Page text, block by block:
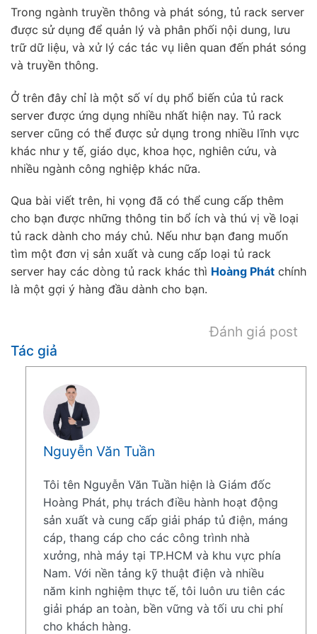
Trong ngành truyền thông và phát sóng, tủ rack server
được sử dụng để quản lý và phân phối nội dung, lưu
trữ dữ liệu, và xử lý các tác vụ liên quan đến phát sóng
và truyền thông.
Ở trên đây chỉ là một số ví dụ phổ biến của tủ rack
server được ứng dụng nhiều nhất hiện nay. Tủ rack
server cũng có thể được sử dụng trong nhiều lĩnh vực
khác như y tế, giáo dục, khoa học, nghiên cứu, và
nhiều ngành công nghiệp khác nữa.
Qua bài viết trên, hi vọng đã có thể cung cấp thêm
cho bạn được những thông tin bổ ích và thú vị về loại
tủ rack dành cho máy chủ. Nếu như bạn đang muốn
tìm một đơn vị sản xuất và cung cấp loại tủ rack
server hay các dòng tủ rack khác thì Hoàng Phát chính
là một gợi ý hàng đầu dành cho bạn.
Đánh giá post
Tác giả
Nguyễn Văn Tuần
Tôi tên Nguyễn Văn Tuần hiện là Giám đốc
Hoàng Phát, phụ trách điều hành hoạt động
sản xuất và cung cấp giải pháp tủ điện, máng
cáp, thang cáp cho các công trình nhà
xưởng, nhà máy tại TP.HCM và khu vực phía
Nam. Với nền tảng kỹ thuật điện và nhiều
năm kinh nghiệm thực tế, tôi luôn ưu tiên các
giải pháp an toàn, bền vững và tối ưu chi phí
cho khách hàng.